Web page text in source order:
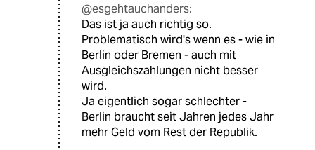
@esgehtauchanders:
Das ist ja auch richtig so.
Problematisch wird's wenn es - wie in
Berlin oder Bremen - auch mit
Ausgleichszahlungen nicht besser
wird.
Ja eigentlich sogar schlechter -
Berlin braucht seit Jahren jedes Jahr
mehr Geld vom Rest der Republik.